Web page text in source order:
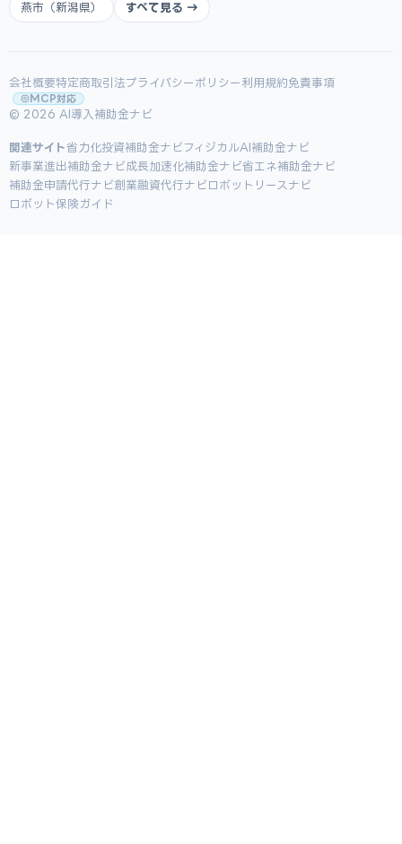
燕市（新潟県） すべて見る →
会社概要特定商取引法プライバシーポリシー 利用規約免責事項
MCP対応
© 2026 AI導入補助金ナビ
関連サイト省力化投資補助金ナビ フィジカルAI補助金ナビ
新事業進出補助金ナビ成長加速化補助金ナビ省エネ補助金ナビ
補助金申請代行ナビ創業融資代行ナビ ロボットリースナビ
ロボット保険ガイド